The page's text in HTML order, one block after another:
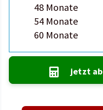
48 Monate
54 Monate
60 Monate
jetzt ab